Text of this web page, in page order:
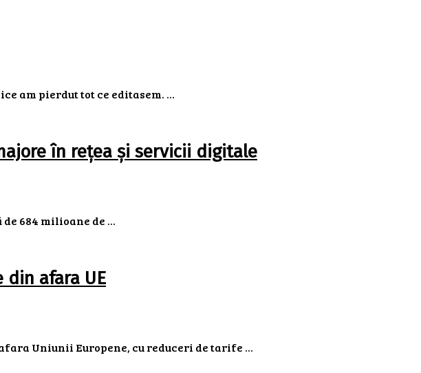
am pierdut tot ce editasem. ...
în rețea și servicii digitale
684 milioane de ...
afara UE
Uniunii Europene, cu reduceri de tarife ...